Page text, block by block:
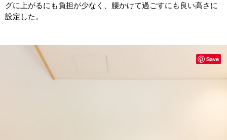
グに上がるにも負担が少なく、腰かけて過ごすにも良い高さに
設定した。
Save